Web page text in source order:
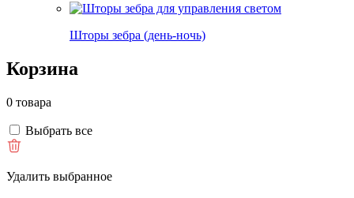
Шторы зебра (день-ночь)
Корзина
0 товара
Выбрать все
Удалить выбранное